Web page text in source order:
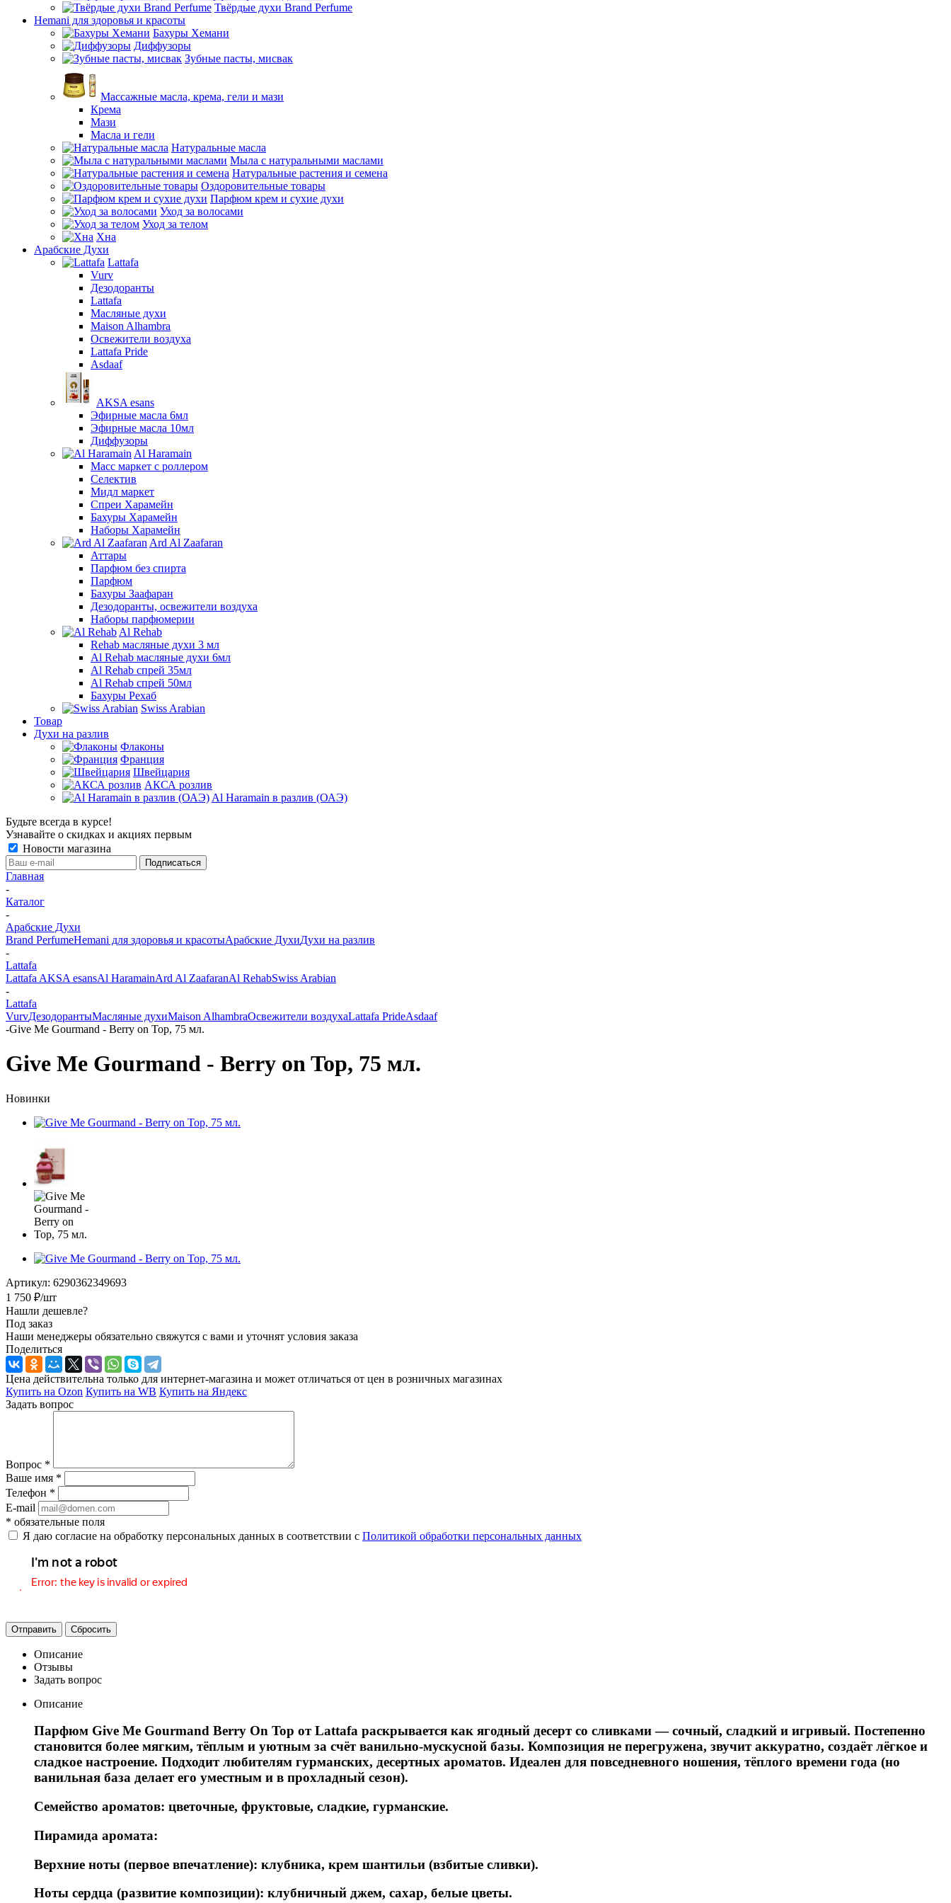
Твёрдые духи Brand Perfume
Hemani для здоровья и красоты
Бахуры Хемани
Диффузоры
Зубные пасты, мисвак
Массажные масла, крема, гели и мази
Крема
Мази
Масла и гели
Натуральные масла
Мыла с натуральными маслами
Натуральные растения и семена
Оздоровительные товары
Парфюм крем и сухие духи
Уход за волосами
Уход за телом
Хна
Арабские Духи
Lattafa
Vurv
Дезодоранты
Lattafa
Масляные духи
Maison Alhambra
Освежители воздуха
Lattafa Pride
Asdaaf
AKSA esans
Эфирные масла 6мл
Эфирные масла 10мл
Диффузоры
Al Haramain
Масс маркет с роллером
Селектив
Мидл маркет
Спреи Харамейн
Бахуры Харамейн
Наборы Харамейн
Ard Al Zaafaran
Аттары
Парфюм без спирта
Парфюм
Бахуры Заафаран
Дезодоранты, освежители воздуха
Наборы парфюмерии
Al Rehab
Rehab масляные духи 3 мл
Al Rehab масляные духи 6мл
Al Rehab спрей 35мл
Al Rehab спрей 50мл
Бахуры Рехаб
Swiss Arabian
Товар
Духи на разлив
Флаконы
Франция
Швейцария
АКСА розлив
Al Haramain в разлив (ОАЭ)
Будьте всегда в курсе!
Узнавайте о скидках и акциях первым
Новости магазина
Главная
-
Каталог
-
Арабские Духи
Brand PerfumeHemani для здоровья и красотыАрабские ДухиДухи на разлив
-
Lattafa
Lattafa AKSA esansAl HaramainArd Al ZaafaranAl RehabSwiss Arabian
-
Lattafa
VurvДезодорантыМасляные духиMaison AlhambraОсвежители воздухаLattafa PrideAsdaaf
-Give Me Gourmand - Berry on Top, 75 мл.
Give Me Gourmand - Berry on Top, 75 мл.
Новинки
Артикул: 6290362349693
1 750 ₽/шт
Нашли дешевле?
Под заказ
Наши менеджеры обязательно свяжутся с вами и уточнят условия заказа
Поделиться
Цена действительна только для интернет-магазина и может отличаться от цен в розничных магазинах
Купить на Ozon Купить на WB Купить на Яндекс
Задать вопрос
Вопрос *
Ваше имя *
Телефон *
E-mail
* обязательные поля
Я даю согласие на обработку персональных данных в соответствии с Политикой обработки персональных данных
Отправить Сбросить
Описание
Отзывы
Задать вопрос
Описание
Парфюм Give Me Gourmand Berry On Top от Lattafa раскрывается как ягодный десерт со сливками — сочный, сладкий и игривый. Постепенно
становится более мягким, тёплым и уютным за счёт ванильно‑мускусной базы. Композиция не перегружена, звучит аккуратно, создаёт лёгкое и
сладкое настроение. Подходит любителям гурманских, десертных ароматов. Идеален для повседневного ношения, тёплого времени года (но
ванильная база делает его уместным и в прохладный сезон).
Семейство ароматов: цветочные, фруктовые, сладкие, гурманские.
Пирамида аромата:
Верхние ноты (первое впечатление): клубника, крем шантильи (взбитые сливки).
Ноты сердца (развитие композиции): клубничный джем, сахар, белые цветы.